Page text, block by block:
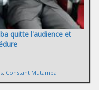
quitte l'audience et
, Constant Mutamba